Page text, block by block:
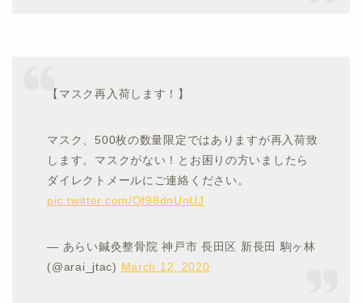
【マスク再入荷します！】
マスク、500枚の数量限定ではありますが再入荷致
します。マスクがない！とお困りの方いましたら
ダイレクトメールにご連絡ください。
pic.twitter.com/Of98dnUnUJ
— あらい鍼灸整骨院 神戸市 長田区 新長田 駒ヶ林
(@arai_jtac) March 12, 2020